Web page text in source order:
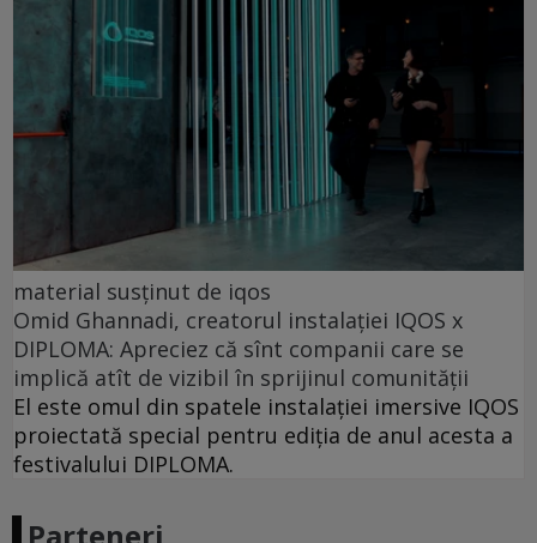
material susținut de iqos
Omid Ghannadi, creatorul instalației IQOS x
DIPLOMA: Apreciez că sînt companii care se
implică atît de vizibil în sprijinul comunității
El este omul din spatele instalației imersive IQOS
proiectată special pentru ediția de anul acesta a
festivalului DIPLOMA.